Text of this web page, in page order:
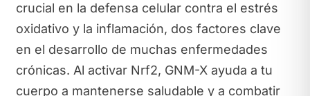
crucial en la defensa celular contra el estrés
oxidativo y la inflamación, dos factores clave
en el desarrollo de muchas enfermedades
crónicas. Al activar Nrf2, GNM-X ayuda a tu
cuerpo a mantenerse saludable y a combatir